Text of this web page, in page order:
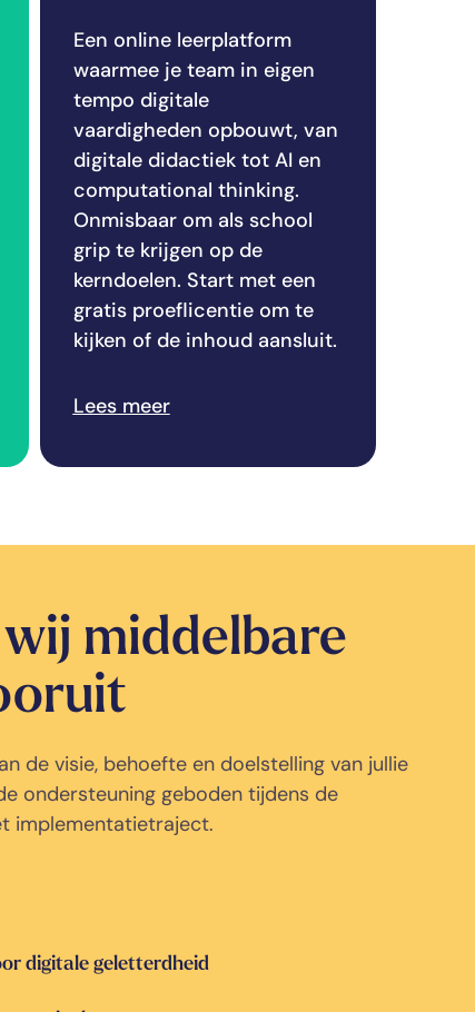
Een online leerplatform
waarmee je team in eigen
tempo digitale
vaardigheden opbouwt, van
digitale didactiek tot AI en
computational thinking.
Onmisbaar om als school
grip te krijgen op de
kerndoelen. Start met een
gratis proeflicentie om te
kijken of de inhoud aansluit.
Lees meer
middelbare
de visie, behoefte en doelstelling van jullie
ondersteuning geboden tijdens de
implementatietraject.
digitale geletterdheid